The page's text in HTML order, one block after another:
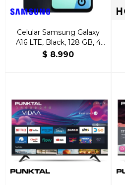
Celular Samsung Galaxy
A16 LTE, Black, 128 GB, 4
GB RAM, 6.7” FHD
$ 8.990